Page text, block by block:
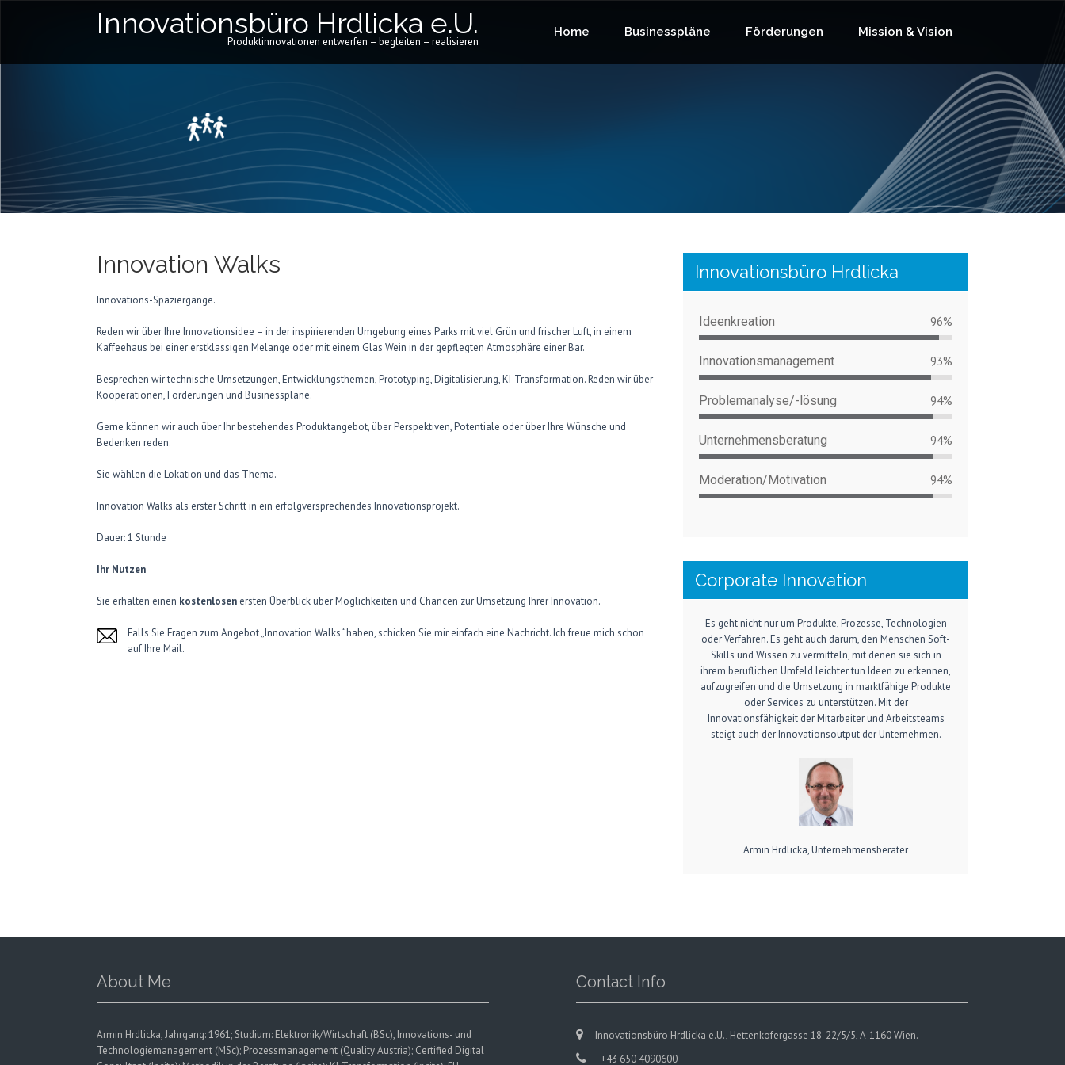
Innovationsbüro Hrdlicka e.U.
Produktinnovationen entwerfen – begleiten – realisieren
Home Businesspläne Förderungen Mission & Vision
Innovation Walks
Innovations-Spaziergänge.
Reden wir über Ihre Innovationsidee – in der inspirierenden Umgebung eines Parks mit viel Grün und frischer Luft, in einem
Kaffeehaus bei einer erstklassigen Melange oder mit einem Glas Wein in der gepflegten Atmosphäre einer Bar.
Besprechen wir technische Umsetzungen, Entwicklungsthemen, Prototyping, Digitalisierung, KI-Transformation. Reden wir über
Kooperationen, Förderungen und Businesspläne.
Gerne können wir auch über Ihr bestehendes Produktangebot, über Perspektiven, Potentiale oder über Ihre Wünsche und
Bedenken reden.
Sie wählen die Lokation und das Thema.
Innovation Walks als erster Schritt in ein erfolgversprechendes Innovationsprojekt.
Dauer: 1 Stunde
Ihr Nutzen
Sie erhalten einen kostenlosen ersten Überblick über Möglichkeiten und Chancen zur Umsetzung Ihrer Innovation.
Falls Sie Fragen zum Angebot „Innovation Walks“ haben, schicken Sie mir einfach eine Nachricht. Ich freue mich schon
auf Ihre Mail.
Innovationsbüro Hrdlicka
Ideenkreation 96%
Innovationsmanagement 93%
Problemanalyse/-lösung 94%
Unternehmensberatung 94%
Moderation/Motivation 94%
Corporate Innovation
Es geht nicht nur um Produkte, Prozesse, Technologien
oder Verfahren. Es geht auch darum, den Menschen Soft-
Skills und Wissen zu vermitteln, mit denen sie sich in
ihrem beruflichen Umfeld leichter tun Ideen zu erkennen,
aufzugreifen und die Umsetzung in marktfähige Produkte
oder Services zu unterstützen. Mit der
Innovationsfähigkeit der Mitarbeiter und Arbeitsteams
steigt auch der Innovationsoutput der Unternehmen.
Armin Hrdlicka, Unternehmensberater
About Me
Armin Hrdlicka, Jahrgang: 1961; Studium: Elektronik/Wirtschaft (BSc), Innovations- und
Technologiemanagement (MSc); Prozessmanagement (Quality Austria); Certified Digital
Contact Info
Innovationsbüro Hrdlicka e.U., Hettenkofergasse 18-22/5/5, A-1160 Wien.
+43 650 4090600